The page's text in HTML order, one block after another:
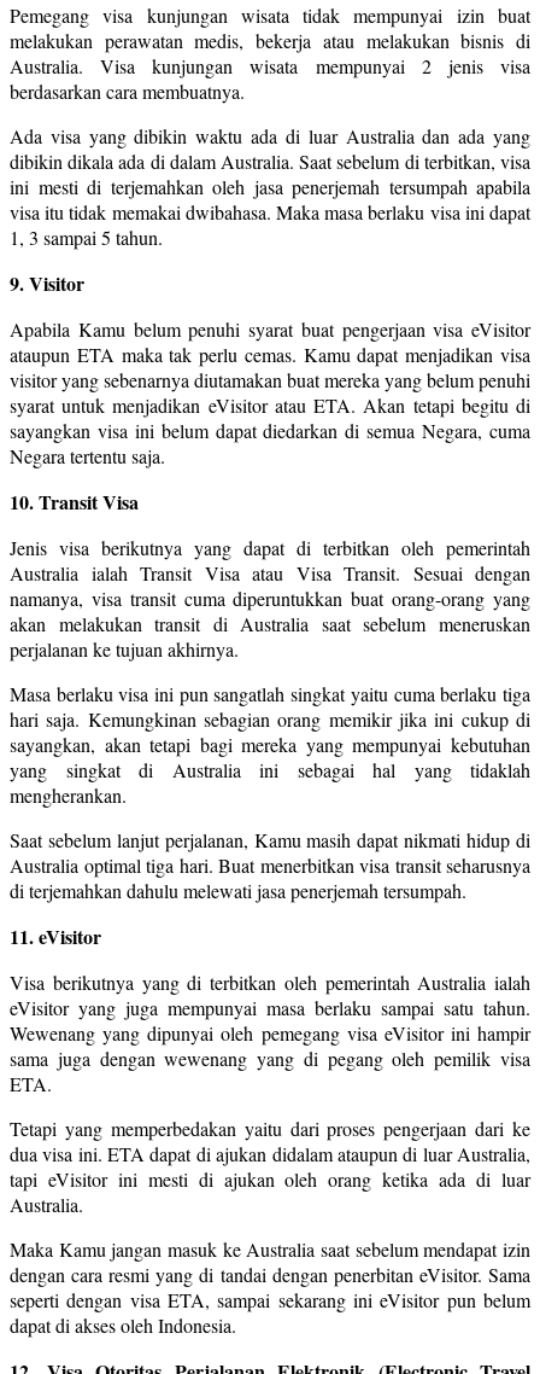
Pemegang visa kunjungan wisata tidak mempunyai izin buat
melakukan perawatan medis, bekerja atau melakukan bisnis di
Australia. Visa kunjungan wisata mempunyai 2 jenis visa
berdasarkan cara membuatnya.
Ada visa yang dibikin waktu ada di luar Australia dan ada yang
dibikin dikala ada di dalam Australia. Saat sebelum di terbitkan, visa
ini mesti di terjemahkan oleh jasa penerjemah tersumpah apabila
visa itu tidak memakai dwibahasa. Maka masa berlaku visa ini dapat
1, 3 sampai 5 tahun.
9. Visitor
Apabila Kamu belum penuhi syarat buat pengerjaan visa eVisitor
ataupun ETA maka tak perlu cemas. Kamu dapat menjadikan visa
visitor yang sebenarnya diutamakan buat mereka yang belum penuhi
syarat untuk menjadikan eVisitor atau ETA. Akan tetapi begitu di
sayangkan visa ini belum dapat diedarkan di semua Negara, cuma
Negara tertentu saja.
10. Transit Visa
Jenis visa berikutnya yang dapat di terbitkan oleh pemerintah
Australia ialah Transit Visa atau Visa Transit. Sesuai dengan
namanya, visa transit cuma diperuntukkan buat orang-orang yang
akan melakukan transit di Australia saat sebelum meneruskan
perjalanan ke tujuan akhirnya.
Masa berlaku visa ini pun sangatlah singkat yaitu cuma berlaku tiga
hari saja. Kemungkinan sebagian orang memikir jika ini cukup di
sayangkan, akan tetapi bagi mereka yang mempunyai kebutuhan
yang singkat di Australia ini sebagai hal yang tidaklah
mengherankan.
Saat sebelum lanjut perjalanan, Kamu masih dapat nikmati hidup di
Australia optimal tiga hari. Buat menerbitkan visa transit seharusnya
di terjemahkan dahulu melewati jasa penerjemah tersumpah.
11. eVisitor
Visa berikutnya yang di terbitkan oleh pemerintah Australia ialah
eVisitor yang juga mempunyai masa berlaku sampai satu tahun.
Wewenang yang dipunyai oleh pemegang visa eVisitor ini hampir
sama juga dengan wewenang yang di pegang oleh pemilik visa
ETA.
Tetapi yang memperbedakan yaitu dari proses pengerjaan dari ke
dua visa ini. ETA dapat di ajukan didalam ataupun di luar Australia,
tapi eVisitor ini mesti di ajukan oleh orang ketika ada di luar
Australia.
Maka Kamu jangan masuk ke Australia saat sebelum mendapat izin
dengan cara resmi yang di tandai dengan penerbitan eVisitor. Sama
seperti dengan visa ETA, sampai sekarang ini eVisitor pun belum
dapat di akses oleh Indonesia.